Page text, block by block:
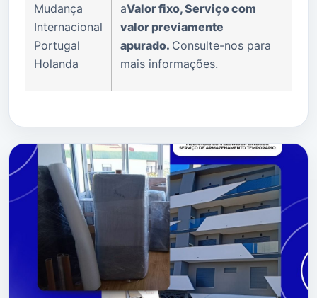
Mudança
Internacional
Portugal
Holanda
aValor fixo, Serviço com
valor previamente
apurado. Consulte-nos para
mais informações.